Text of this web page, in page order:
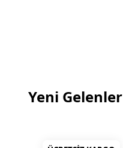
Yeni Gelenler